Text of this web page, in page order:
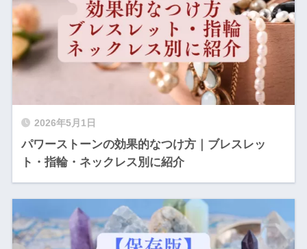
2026年5月1日
パワーストーンの効果的なつけ方｜ブレスレッ
ト・指輪・ネックレス別に紹介